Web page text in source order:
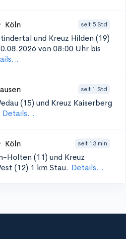
Köln seit 5 Std
und Kreuz Hilden (19)
von 08:00 Uhr bis
seit 1 Std
(15) und Kreuz Kaiserberg
Details...
Köln seit 13 min
Holten (11) und Kreuz
(12) 1 km Stau. Details...